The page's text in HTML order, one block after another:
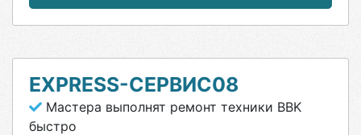
EXPRESS-СЕРВИС08
Мастера выполнят ремонт техники BBK
быстро